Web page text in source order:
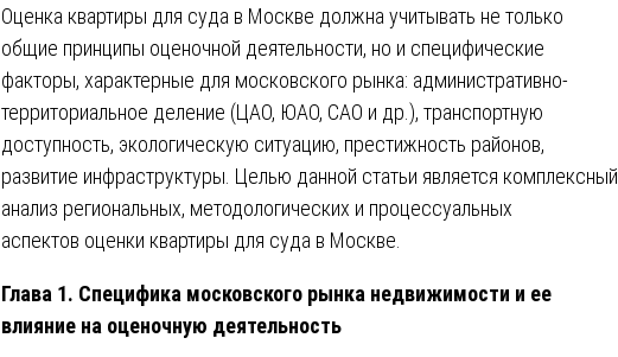
Оценка квартиры для суда в Москве должна учитывать не только
общие принципы оценочной деятельности, но и специфические
факторы, характерные для московского рынка: административно-
территориальное деление (ЦАО, ЮАО, САО и др.), транспортную
доступность, экологическую ситуацию, престижность районов,
развитие инфраструктуры. Целью данной статьи является комплексный
анализ региональных, методологических и процессуальных
аспектов оценки квартиры для суда в Москве.
Глава 1. Специфика московского рынка недвижимости и ее
влияние на оценочную деятельность